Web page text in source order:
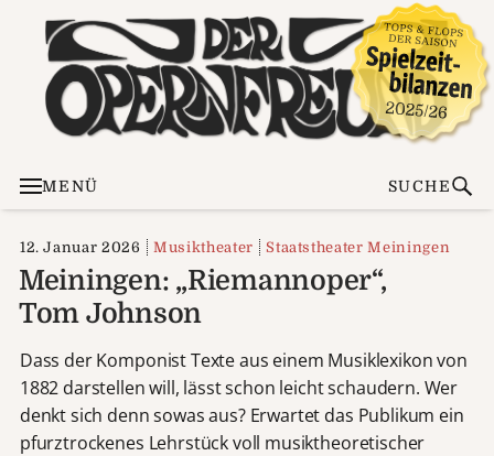
MENÜ SUCHE
12. Januar 2026 Musiktheater Staatstheater Meiningen
Meiningen: „Riemannoper“,
Tom Johnson
Dass der Komponist Texte aus einem Musiklexikon von
1882 darstellen will, lässt schon leicht schaudern. Wer
denkt sich denn sowas aus? Erwartet das Publikum ein
pfurztrockenes Lehrstück voll musiktheoretischer